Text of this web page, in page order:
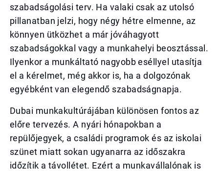
szabadságolási terv. Ha valaki csak az utolsó
pillanatban jelzi, hogy négy hétre elmenne, az
könnyen ütközhet a már jóváhagyott
szabadságokkal vagy a munkahelyi beosztással.
Ilyenkor a munkáltató nagyobb eséllyel utasítja
el a kérelmet, még akkor is, ha a dolgozónak
egyébként van elegendő szabadságnapja.
Dubai munkakultúrájában különösen fontos az
előre tervezés. A nyári hónapokban a
repülőjegyek, a családi programok és az iskolai
szünet miatt sokan ugyanarra az időszakra
időzítik a távollétet. Ezért a munkavállalónak is